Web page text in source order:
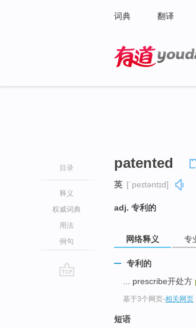
词典 翻译
目录
释义
权威词典
用法
例句
patented
英 [ˈpeɪtəntɪd]
adj. 专利的
网络释义 专
专利的
... prescribe开处方
基于3个网页-相关网页
短语